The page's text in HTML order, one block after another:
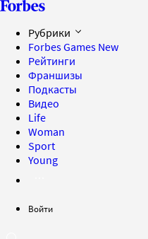
Рубрики
Forbes Games New
Рейтинги
Франшизы
Подкасты
Видео
Life
Woman
Sport
Young
Войти